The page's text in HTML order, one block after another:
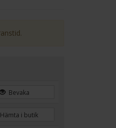
Bevaka
Hämta i butik